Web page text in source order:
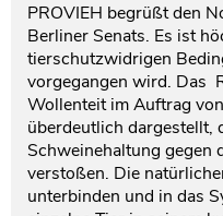
PROVIEH begrüßt den
Berliner Senats. Es ist
tierschutzwidrigen
vorgegangen wird. Das
Wollenteit im Auftrag
überdeutlich dargestellt,
Schweinehaltung gegen
verstoßen. Die
unterbinden und in das